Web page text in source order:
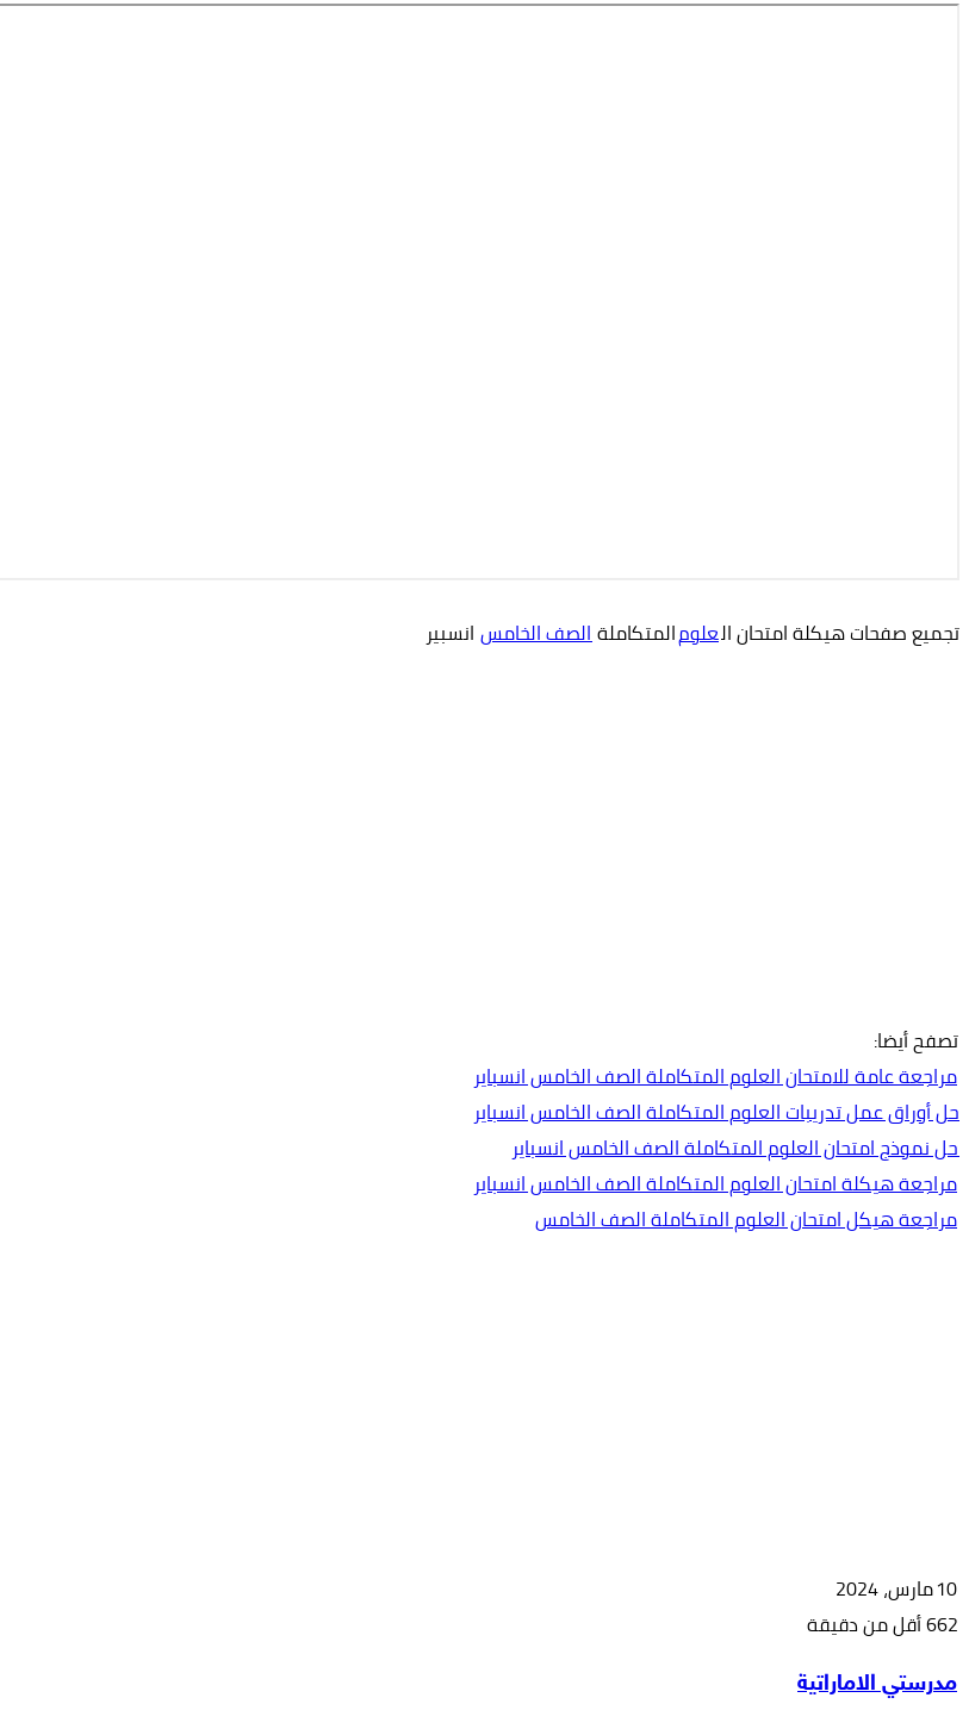
تجميع صفحات هيكلة امتحان العلومالمتكاملةالصف الخامسانسبير
تصفح أيضا:
مراجعة عامة للامتحان العلوم المتكاملة الصف الخامس انسباير
حل أوراق عمل تدريبات العلوم المتكاملة الصف الخامس انسباير
حل نموذج امتحان العلوم المتكاملة الصف الخامس انسباير
مراجعة هيكلة امتحان العلوم المتكاملة الصف الخامس انسباير
مراجعة هيكل امتحان العلوم المتكاملة الصف الخامس
10 مارس، 2024
662أقل من دقيقة
عبر
مدرستي الاماراتية